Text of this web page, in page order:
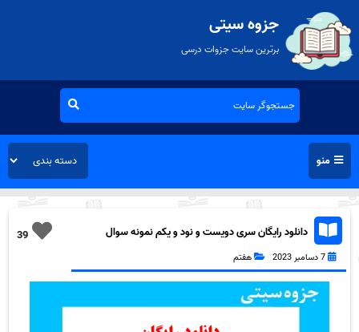
جزوه سیتی
برترین سایت جزوات درسی
منو
39
دانلود رایگان سری دویست و نود و یکم نمونه سوال
ریاضی هفتم به همراه pdf
7 دسامبر 2023 هفتم